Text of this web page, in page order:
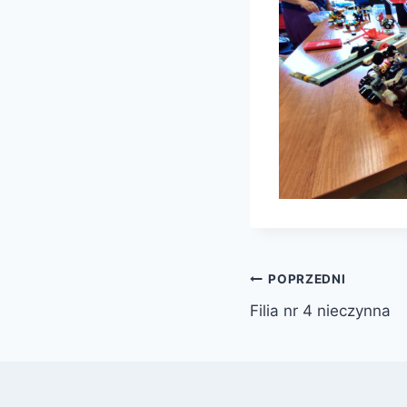
Nawigacja
wpisu
POPRZEDNI
Filia nr 4 nieczynna